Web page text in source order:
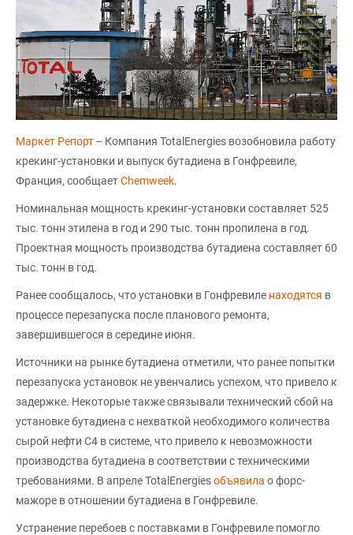
Маркет Репорт-- Компания TotalEnergies возобновила работу
крекинг-установки и выпуск бутадиена в Гонфревиле,
Франция, сообщаетChemweek.
Номинальная мощность крекинг-установки составляет 525
тыс. тонн этилена в год и 290 тыс. тонн пропилена в год.
Проектная мощность производства бутадиена составляет 60
тыс. тонн в год.
Ранее сообщалось, что установки в Гонфревиле находятся в
процессе перезапуска после планового ремонта,
завершившегося в середине июня.
Источники на рынке бутадиена отметили, что ранее попытки
перезапуска установок не увенчались успехом, что привело к
задержке. Некоторые также связывали технический сбой на
установке бутадиена с нехваткой необходимого количества
сырой нефти C4 в системе, что привело к невозможности
производства бутадиена в соответствии с техническими
требованиями. В апреле TotalEnergiesобъявила о форс-
мажоре в отношении бутадиена в Гонфревиле.
Устранение перебоев с поставками в Гонфревиле помогло